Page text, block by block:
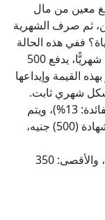
معين من مال
ثم صرف الشهرية
ففي هذه الحالة
بدلًا من أن يلتزم المتبرع بدفع مبلغ 500 جنيهًا شهريًّا، يدفع 500
القيمة وإيداعها
شهري ثابت.
مثال: إيداع وديعة بقيمة مليون جنيه بالبنك (الفائدة: 13%)، ويتم
جمعها بإيداع (2000) شهادة استثمار، قيمة الشهادة (500) جنيه،
ملحوظة: الحد الأدنى لكفالة الأسر: 150 جنيهًا، والأقصى: 350